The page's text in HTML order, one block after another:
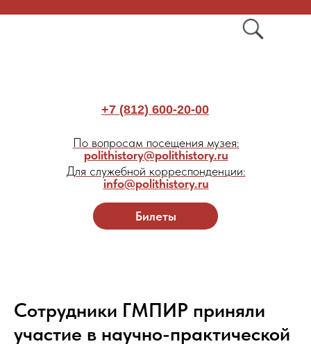
Билеты
+7 (812) 600-20-00
По вопросам посещения музея:
polithistory@polithistory.ru
Для служебной корреспонденции:
info@polithistory.ru
Сотрудники ГМПИР приняли
участие в научно-практической